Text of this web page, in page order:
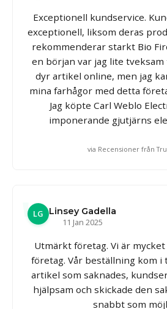
Exceptionell kundservice.
exceptionell, liksom deras
rekommenderar starkt Bio
en början var jag lite
dyr artikel online, men jag
mina farhågor med detta
Jag köpte Carl Weblo
imponerande gjutjärns
via Recensioner från
LG
Linsey Gadella
11 Jan 2025
Utmärkt företag. Vi är
företag. Vår beställning kom i
artikel som saknades,
hjälpsam och skickade den
snabbt som